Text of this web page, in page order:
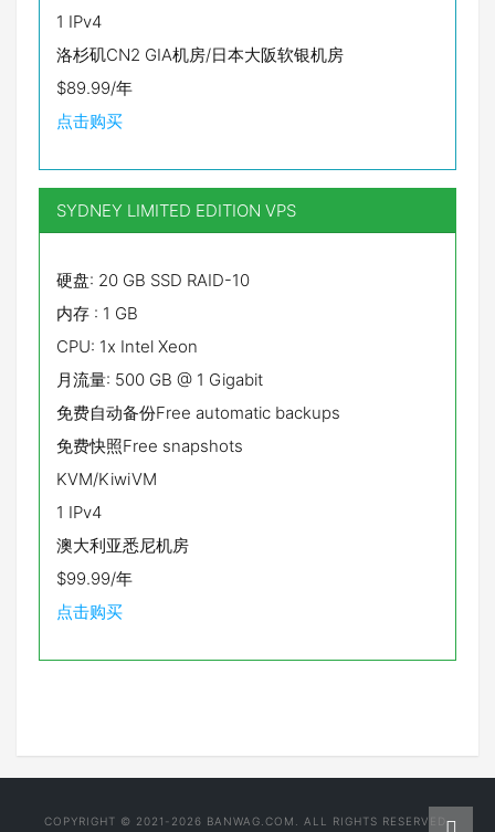
1 IPv4
洛杉矶CN2 GIA机房/日本大阪软银机房
$89.99/年
点击购买
SYDNEY LIMITED EDITION VPS
硬盘: 20 GB SSD RAID-10
内存 : 1 GB
CPU: 1x Intel Xeon
月流量: 500 GB @ 1 Gigabit
免费自动备份Free automatic backups
免费快照Free snapshots
KVM/KiwiVM
1 IPv4
澳大利亚悉尼机房
$99.99/年
点击购买
COPYRIGHT © 2021-2026 BANWAG.COM. ALL RIGHTS RESERVED.